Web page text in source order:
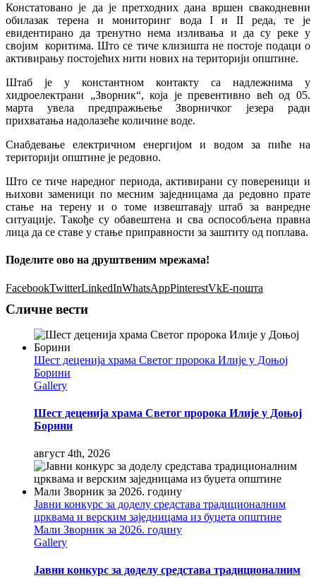
Констатовано је да је претходних дана вршен свакодневни
обилазак терена и мониторинг вода I и II реда, те је
евидентирано да тренутно нема изливања и да су реке у
својим коритима. Што се тиче клизишта не постоје подаци о
активирању постојећих нити нових на територији општине.
Штаб је у константном контакту са надлежнима у
хидроелектрани „Зворник“, која је превентивно већ од 05.
марта увела предпражњење Зворничког језера ради
прихватања надолазеће количине воде.
Снабдевање електричном енергијом и водом за пиће на
територији општине је редовно.
Што се тиче наредног периода, активирани су повереници и
њихови заменици по месним заједницама да редовно прате
стање на терену и о томе извештавају штаб за ванредне
ситуације. Такође су обавештена и сва оспособљена правна
лица да се ставе у стање приправности за заштиту од поплава.
Поделите ово на друштвеним мрежама!
FacebookTwitterLinkedInWhatsAppPinterestVkЕ-пошта
Сличне вести
Шест деценија храма Светог пророка Илије у Доњој
Борини
Gallery
Шест деценија храма Светог пророка Илије у Доњој
Борини
август 4th, 2026
Јавни конкурс за доделу средстава традиционалним
црквама и верским заједницама из буџета општине
Мали Зворник за 2026. годину
Gallery
Јавни конкурс за доделу средстава традиционалним